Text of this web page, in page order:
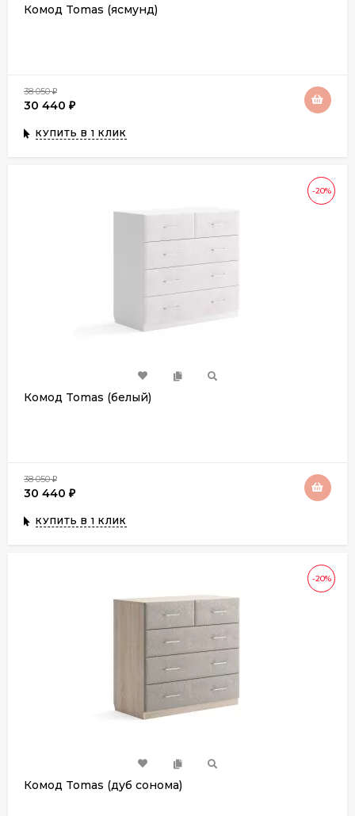
Комод Tomas (ясмунд)
38 050₽
30 440 ₽
КУПИТЬ В 1 КЛИК
-20%
Комод Tomas (белый)
38 050₽
30 440 ₽
КУПИТЬ В 1 КЛИК
-20%
Комод Tomas (дуб сонома)